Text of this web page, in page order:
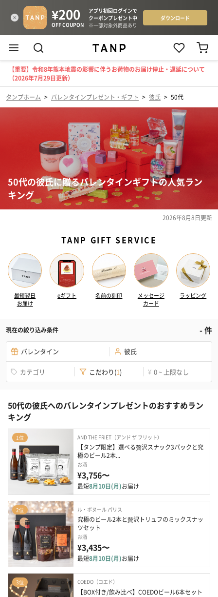
【重要】令和8年熊本地震の影響に伴うお荷物のお届け停止・遅延について
（2026年7月29日更新）
タンプホーム > バレンタインプレゼント・ギフト > 彼氏 > 50代
50代の彼氏に贈るバレンタインギフトの人気ラン
キング
2026年8月8日更新
TANP GIFT SERVICE
最短翌日
お届け
eギフト 名前の刻印
メッセージ
カード
ラッピング
現在の絞り込み条件 -件
バレンタイン 彼氏
カテゴリ こだわり(1) ¥ 0 ~ 上限なし
50代の彼氏へのバレンタインプレゼントのおすすめラン
キング
1位 AND THE FRIET（アンド ザ フリット）
【タンプ限定】選べる贅沢スナック3パックと究
極のビール2本...
お酒
¥3,756〜
最短8月10日(月)お届け
2位 ル・ボヌール パリス
究極のビール2本と贅沢トリュフのミックスナッ
ツセット
お酒
¥3,435〜
最短8月10日(月)お届け
3位 COEDO（コエド）
【BOX付き/飲み比べ】COEDOビール6本セット